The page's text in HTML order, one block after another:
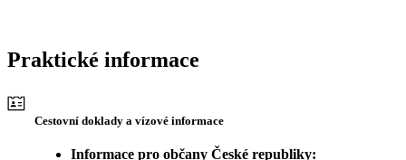
Praktické informace
Cestovní doklady a vízové informace
Informace pro občany České republiky: